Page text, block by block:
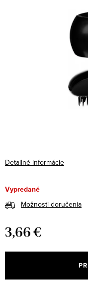
Detailné informácie
Vypredané
Možnosti doručenia
3,66 €
cena: